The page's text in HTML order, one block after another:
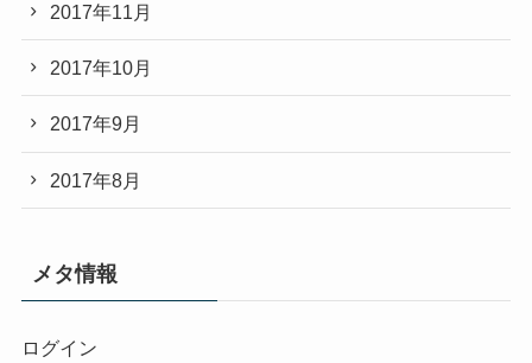
2017年11月
2017年10月
2017年9月
2017年8月
メタ情報
ログイン